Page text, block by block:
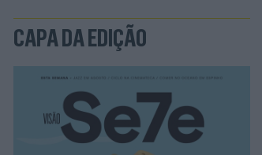
CAPA DA EDIÇÃO